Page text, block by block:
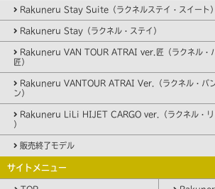
Rakuneru Stay Suite（ラクネルステイ・スイート）
Rakuneru Stay（ラクネル・ステイ）
Rakuneru VAN TOUR ATRAI ver.匠（ラクネル・
匠）
Rakuneru VANTOUR ATRAI Ver.（ラクネル・バン
ン）
Rakuneru LiLi HIJET CARGO ver.（ラクネル・リ
）
販売終了モデル
サイトメニュー